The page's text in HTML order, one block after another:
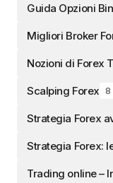
Guida Opzioni
Migliori Broker
Nozioni di Forex
Scalping Forex 8
Strategia Forex
Strategia Forex:
Trading online –